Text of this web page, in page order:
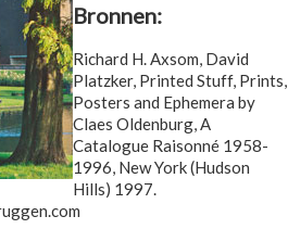
Bronnen:
Richard H. Axsom, David
Platzker, Printed Stuff, Prints,
Posters and Ephemera by
Claes Oldenburg, A
Catalogue Raisonné 1958-
1996, New York (Hudson
Hills) 1997.